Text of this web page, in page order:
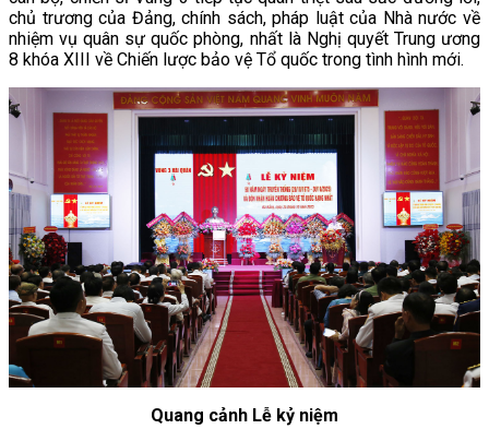
chủ trương của Đảng, chính sách, pháp luật của Nhà nước về
nhiệm vụ quân sự quốc phòng, nhất là Nghị quyết Trung ương
8 khóa XIII về Chiến lược bảo vệ Tổ quốc trong tình hình mới.
Quang cảnh Lễ kỷ niệm